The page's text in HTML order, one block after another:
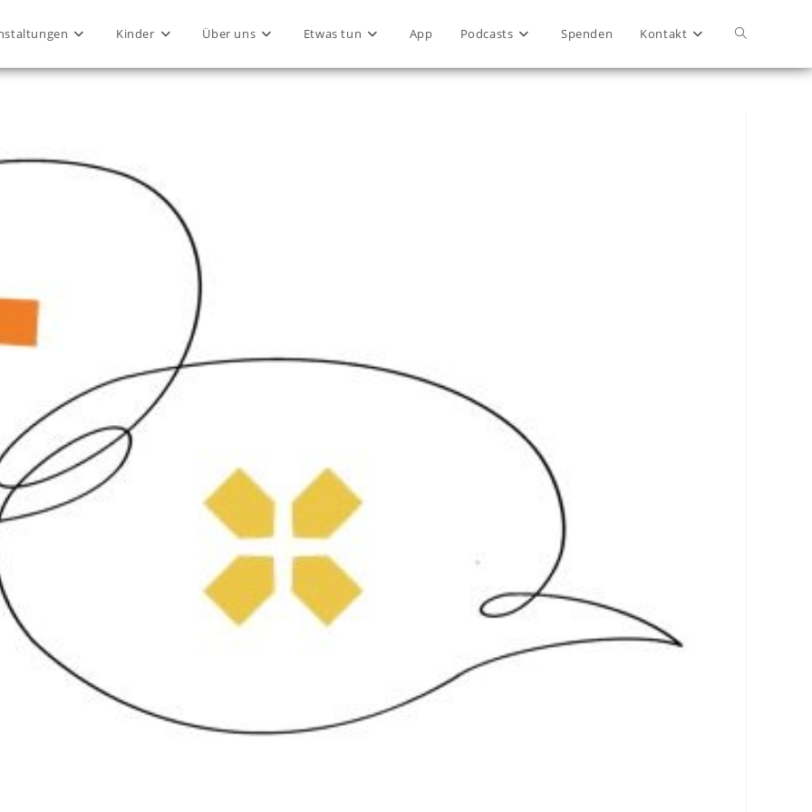
Kinder Über uns Etwas tun App Podcasts Spenden Kontakt